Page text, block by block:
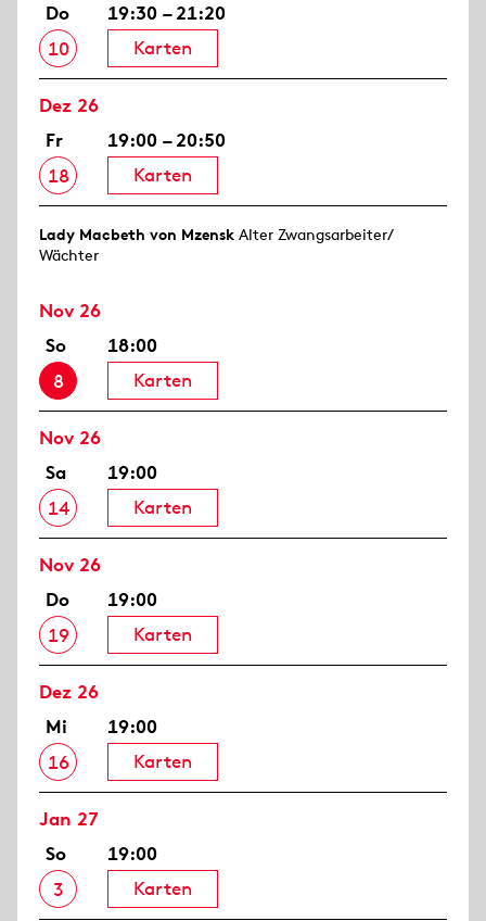
Do
10
19:30 – 21:20
Karten
Dez 26
Fr
18
19:00 – 20:50
Karten
Lady Macbeth von Mzensk Alter Zwangsarbeiter/
Wächter
Nov 26
So
8
18:00
Karten
Nov 26
Sa
14
19:00
Karten
Nov 26
Do
19
19:00
Karten
Dez 26
Mi
16
19:00
Karten
Jan 27
So
3
19:00
Karten